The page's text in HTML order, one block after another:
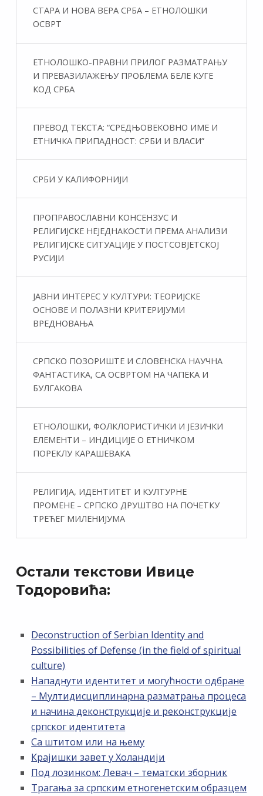
СТАРА И НОВА ВЕРА СРБА – ЕТНОЛОШКИ
ОСВРТ
ЕТНОЛОШКО-ПРАВНИ ПРИЛОГ РАЗМАТРАЊУ
И ПРЕВАЗИЛАЖЕЊУ ПРОБЛЕМА БЕЛЕ КУГЕ
КОД СРБА
ПРЕВОД ТЕКСТА: “СРЕДЊОВЕКОВНО ИМЕ И
ЕТНИЧКА ПРИПАДНОСТ: СРБИ И ВЛАСИ”
СРБИ У КАЛИФОРНИЈИ
ПРОПРАВОСЛАВНИ КОНСЕНЗУС И
РЕЛИГИЈСКЕ НЕЈЕДНАКОСТИ ПРЕМА АНАЛИЗИ
РЕЛИГИЈСКЕ СИТУАЦИЈЕ У ПОСТСОВЈЕТСКОЈ
РУСИЈИ
ЈАВНИ ИНТЕРЕС У КУЛТУРИ: ТЕОРИЈСКЕ
ОСНОВЕ И ПОЛАЗНИ КРИТЕРИЈУМИ
ВРЕДНОВАЊА
СРПСКО ПОЗОРИШТЕ И СЛОВЕНСКА НАУЧНА
ФАНТАСТИКA, СА ОСВРТОМ НА ЧАПЕКА И
БУЛГАКОВА
ЕТНОЛОШКИ, ФОЛКЛОРИСТИЧКИ И ЈЕЗИЧКИ
ЕЛЕМЕНТИ – ИНДИЦИЈЕ О ЕТНИЧКОМ
ПОРЕКЛУ КАРАШЕВАКА
РЕЛИГИЈА, ИДЕНТИТЕТ И КУЛТУРНЕ
ПРОМЕНЕ – СРПСКО ДРУШТВО НА ПОЧЕТКУ
ТРЕЋЕГ МИЛЕНИЈУМА
Остали текстови Ивице
Тодоровића:
Deconstruction of Serbian Identity and
Possibilities of Defense (in the field of spiritual
culture)
Нападнути идентитет и могућности одбране
– Мултидисциплинарна разматрања процеса
и начина деконструкције и реконструкције
српског идентитета
Са штитом или на њему
Крајишки завет у Холандији
Под лозинком: Левач – тематски зборник
Трагања за српским етногенетским образцем